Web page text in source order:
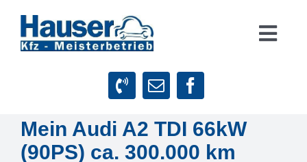
Inhalt
springen
Startseite
Mein Audi A2 TDI 66kW
(90PS) ca. 300.000 km